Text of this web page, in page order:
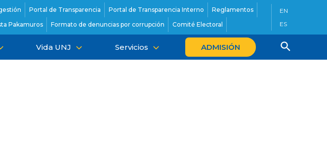
Portal de Transparencia Portal de Transparencia Interno
Reglamentos
Pakamuros Formato de denuncias por corrupción Comité Electoral
EN
ES
Vida UNJ Servicios ADMISIÓN